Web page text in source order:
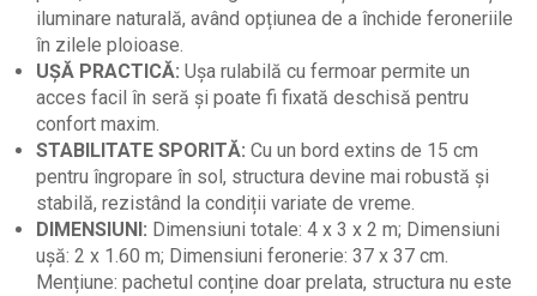
iluminare naturală, având opțiunea de a închide feroneriile
în zilele ploioase.
UȘĂ PRACTICĂ: Ușa rulabilă cu fermoar permite un
acces facil în seră și poate fi fixată deschisă pentru
confort maxim.
STABILITATE SPORITĂ: Cu un bord extins de 15 cm
pentru îngropare în sol, structura devine mai robustă și
stabilă, rezistând la condiții variate de vreme.
DIMENSIUNI: Dimensiuni totale: 4 x 3 x 2 m; Dimensiuni
ușă: 2 x 1.60 m; Dimensiuni feronerie: 37 x 37 cm.
Mențiune: pachetul conține doar prelata, structura nu este